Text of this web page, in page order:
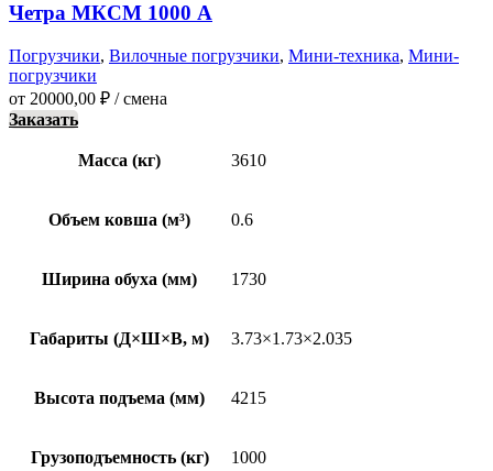
Четра МКСМ 1000 А
Погрузчики, Вилочные погрузчики, Мини-техника, Мини-
погрузчики
от 20000,00 ₽ / смена
Заказать
Масса (кг) 3610
Объем ковша (м³) 0.6
Ширина обуха (мм) 1730
Габариты (Д×Ш×В, м) 3.73×1.73×2.035
Высота подъема (мм) 4215
Грузоподъемность (кг) 1000